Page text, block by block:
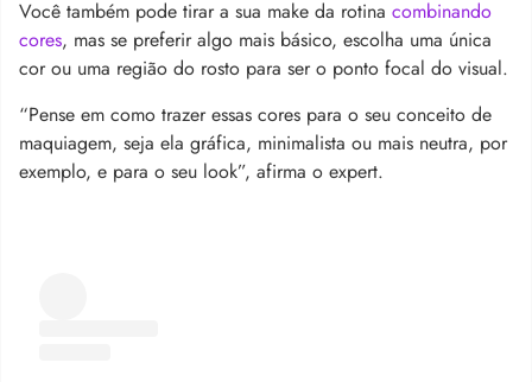
Você também pode tirar a sua make da rotina combinando
cores, mas se preferir algo mais básico, escolha uma única
cor ou uma região do rosto para ser o ponto focal do visual.
“Pense em como trazer essas cores para o seu conceito de
maquiagem, seja ela gráfica, minimalista ou mais neutra, por
exemplo, e para o seu look”, afirma o expert.